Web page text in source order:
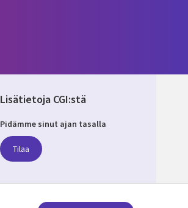
Lisätietoja CGI:stä
Pidämme sinut ajan tasalla
Tilaa